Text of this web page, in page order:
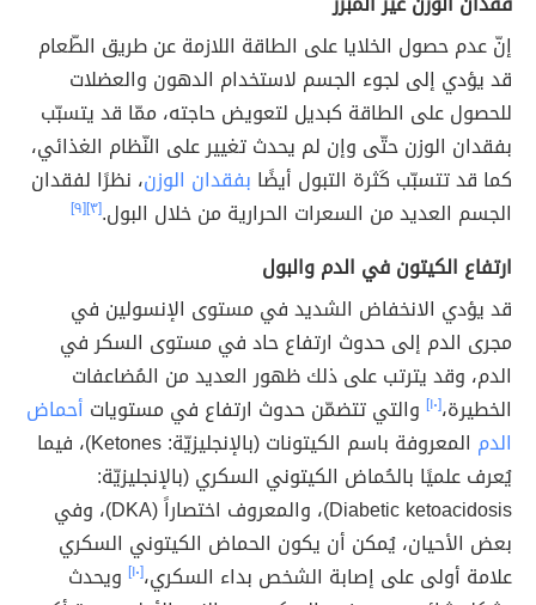
إنّ عدم حصول الخلايا على الطاقة اللازمة عن طريق الطّعام
قد يؤدي إلى لجوء الجسم لاستخدام الدهون والعضلات
للحصول على الطاقة كبديل لتعويض حاجته، ممّا قد يتسبّب
بفقدان الوزن حتّى وإن لم يحدث تغيير على النّظام الغذائي،
كما قد تتسبّب كَثرة التبول أيضًا بفقدان الوزن، نظرًا لفقدان
الجسم العديد من السعرات الحرارية من خلال البول.[٣] [٩]
ارتفاع الكيتون في الدم والبول
قد يؤدي الانخفاض الشديد في مستوى الإنسولين في
مجرى الدم إلى حدوث ارتفاع حاد في مستوى السكر في
الدم، وقد يترتب على ذلك ظهور العديد من المُضاعفات
الخطيرة،[١٠] والتي تتضمّن حدوث ارتفاع في مستويات أحماض
الدم
المعروفة باسم الكيتونات (بالإنجليزيّة: Ketones)، فيما
يُعرف علميًا بالحُماض الكيتوني السكري (بالإنجليزيّة:
Diabetic ketoacidosis)، والمعروف اختصاراً (DKA)، وفي
بعض الأحيان، يُمكن أن يكون الحماض الكيتوني السكري
علامة أولى على إصابة الشخص بداء السكري،[١٠]
ويحدث